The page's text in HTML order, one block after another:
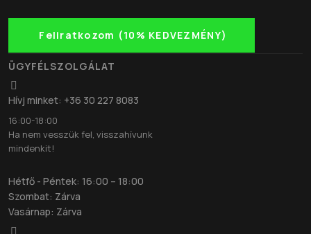
Feliratkozom (10% KEDVEZMÉNY)
ÜGYFÉLSZOLGÁLAT
Hívj minket: +36 30 227 8083
16:00-18:00
Ha nem vesszük fel, visszahívunk
mindenkit!
Hétfő - Péntek: 16:00 – 18:00
Szombat: Zárva
Vasárnap: Zárva